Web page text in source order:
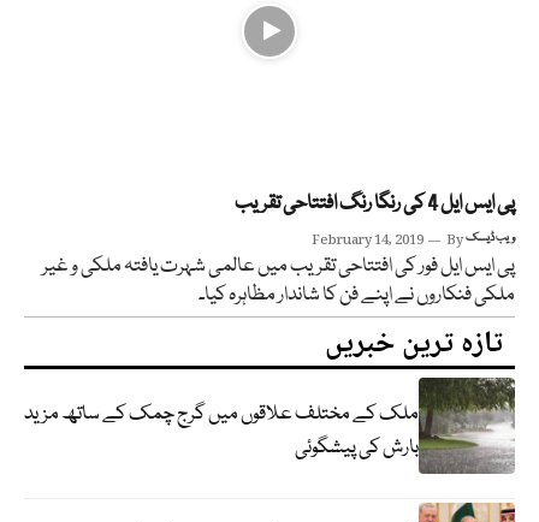
پی ایس ایل 4 کی رنگا رنگ افتتاحی تقریب
February 14, 2019 Byویب ڈیسک
پی ایس ایل فور کی افتتاحی تقریب میں عالمی شہرت یافتہ ملکی و غیر
ملکی فنکاروں نے اپنے فن کا شاندار مظاہرہ کیا۔
تازہ ترین خبریں
ملک کے مختلف علاقوں میں گرج چمک کے ساتھ مزید
بارش کی پیشگوئی